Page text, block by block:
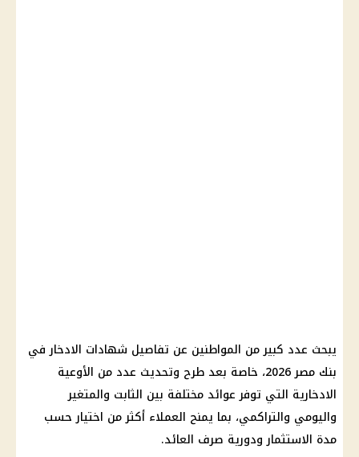
يبحث عدد كبير من المواطنين عن تفاصيل شهادات الادخار في
بنك مصر 2026، خاصة بعد طرح وتحديث عدد من الأوعية
الادخارية التي توفر عوائد مختلفة بين الثابت والمتغير
واليومي والتراكمي، بما يمنح العملاء أكثر من اختيار حسب
مدة الاستثمار ودورية صرف العائد.